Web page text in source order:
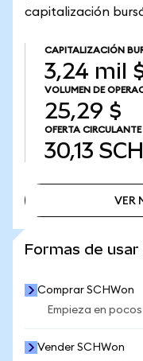
capitalización
CAPITALIZACIÓN
3,24 mil
VOLUMEN DE
25,29 $
OFERTA CIRCULANTE
30,13
VER
Formas de usar
Comprar SCHWon
Empieza en
Vender SCHWon